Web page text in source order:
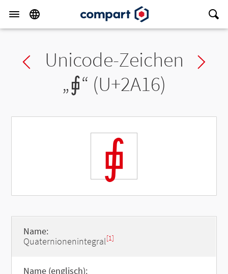
Previous char
Unicode-Zeichen
„⨖“ (U+2A16)
⨖
Name:
Quaternionenintegral[1]
Name (englisch):